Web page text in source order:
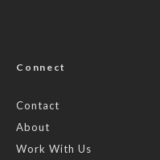
Connect
Contact
About
Work With Us